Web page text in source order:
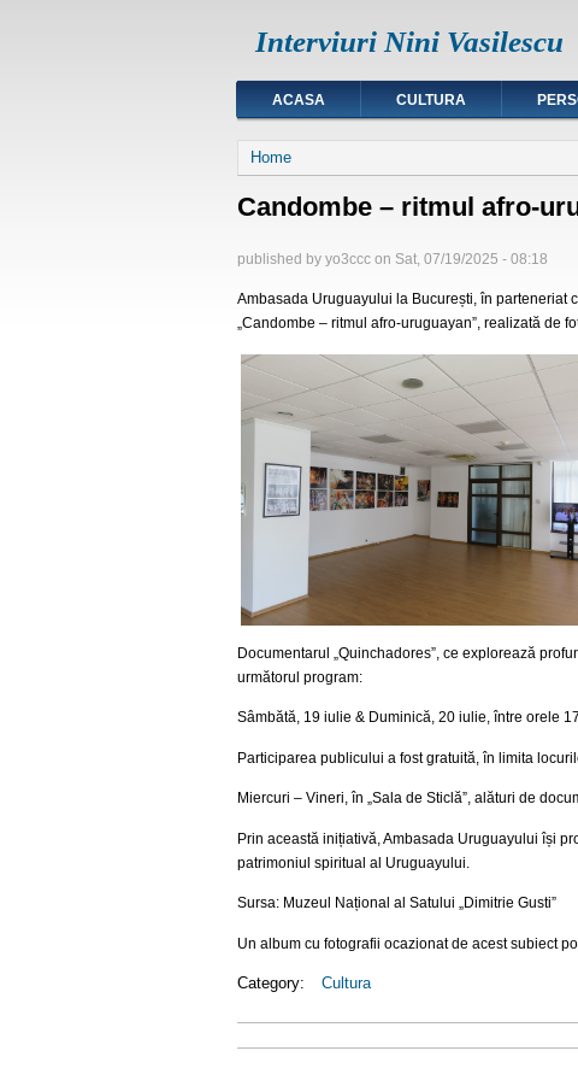
Interviuri Nini Vasilescu
ACASA CULTURA
You are here
Home
Candombe – ritmul afro-
published by yo3ccc on Sat, 07/19/2025 - 08:18
Ambasada Uruguayului la București, în parteneriat
„Candombe – ritmul afro-uruguayan”, realizată de
Documentarul „Quinchadores”, ce explorează
următorul program:
Sâmbătă, 19 iulie & Duminică, 20 iulie, între orele
Participarea publicului a fost gratuită, în limita
Miercuri – Vineri, în „Sala de Sticlă”, alături de
Prin această inițiativă, Ambasada Uruguayului își
patrimoniul spiritual al Uruguayului.
Sursa: Muzeul Național al Satului „Dimitrie Gusti”
Un album cu fotografii ocazionat de acest subiect
Category: Cultura